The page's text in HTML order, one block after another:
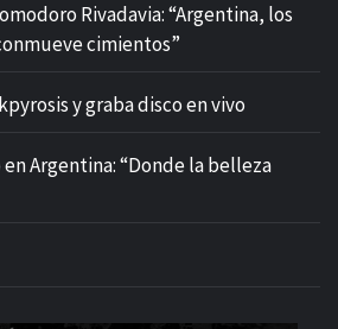
Rivadavia: “Argentina, los
cimientos”
y graba disco en vivo
en Argentina: “Donde la belleza